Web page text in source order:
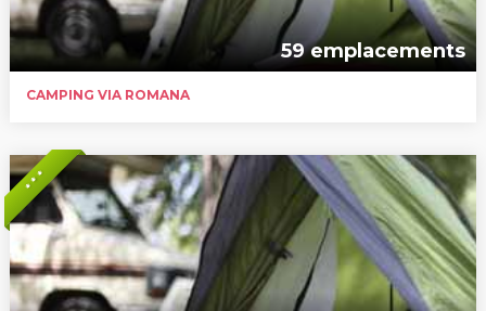
59 emplacements
CAMPING VIA ROMANA
* * *